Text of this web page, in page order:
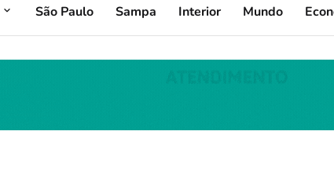
São Paulo Sampa Interior Mundo